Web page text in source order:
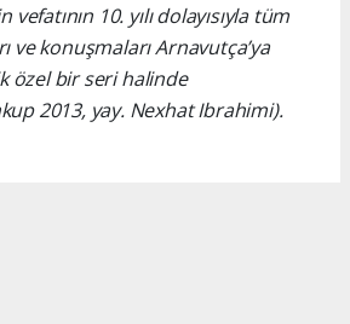
vefatının 10. yılı dolayısıyla tüm
ve konuşmaları Arnavutça’ya
özel bir seri halinde
2013, yay. Nexhat Ibrahimi).